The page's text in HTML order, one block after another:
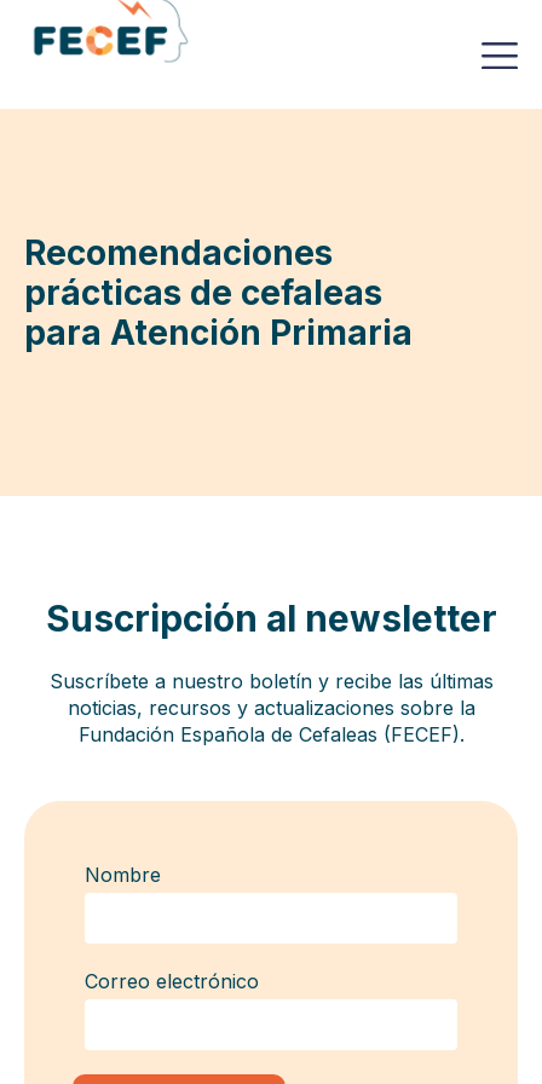
Recomendaciones
prácticas de cefaleas
para Atención Primaria
Suscripción al newsletter
Suscríbete a nuestro boletín y recibe las últimas
noticias, recursos y actualizaciones sobre la
Fundación Española de Cefaleas (FECEF).
Nombre
Correo electrónico